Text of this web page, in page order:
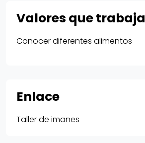
Valores que trabaja
Conocer diferentes alimentos
Enlace
Taller de imanes